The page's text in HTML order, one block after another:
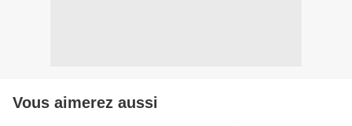
Vous aimerez aussi